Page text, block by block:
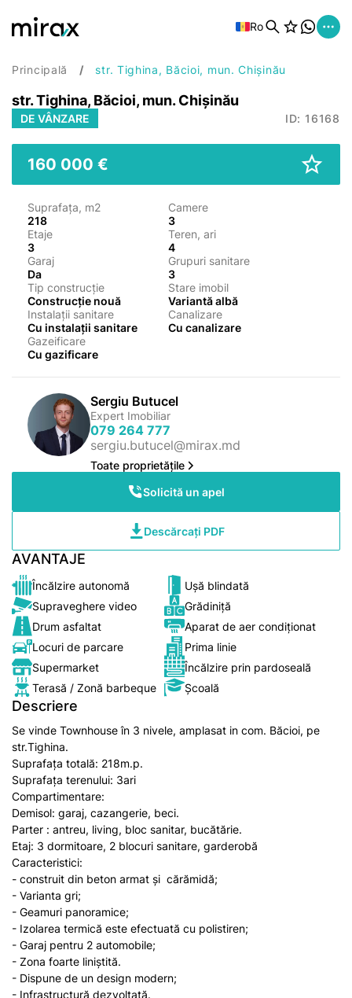
Ro
Principală str. Tighina, Băcioi, mun. Chișinău
str. Tighina, Băcioi, mun. Chișinău
DE VÂNZARE ID: 16168
160 000 €
Suprafața, m2
218
Camere
3
Etaje
3
Teren, ari
4
Garaj
Da
Grupuri sanitare
3
Tip construcție
Construcție nouă
Stare imobil
Variantă albă
Instalații sanitare
Cu instalații sanitare
Canalizare
Cu canalizare
Gazeificare
Cu gazificare
Sergiu Butucel
Expert Imobiliar
079 264 777
sergiu.butucel@mirax.md
Toate proprietățile
Solicită un apel
Descărcați PDF
AVANTAJE
Încălzire autonomă
Ușă blindată
Supraveghere video
Grădiniță
Drum asfaltat
Aparat de aer condiționat
Locuri de parcare
Prima linie
Supermarket
Încălzire prin pardoseală
Terasă / Zonă barbeque
Școală
Descriere
Se vinde Townhouse în 3 nivele, amplasat in com. Băcioi, pe
str.Tighina.
Suprafața totală: 218m.p.
Suprafața terenului: 3ari
Compartimentare:
Demisol: garaj, cazangerie, beci.
Parter : antreu, living, bloc sanitar, bucătărie.
Etaj: 3 dormitoare, 2 blocuri sanitare, garderobă
Caracteristici:
- construit din beton armat și cărămidă;
- Varianta gri;
- Geamuri panoramice;
- Izolarea termică este efectuată cu polistiren;
- Garaj pentru 2 automobile;
- Zona foarte liniștită.
- Dispune de un design modern;
- Infrastructură dezvoltată.